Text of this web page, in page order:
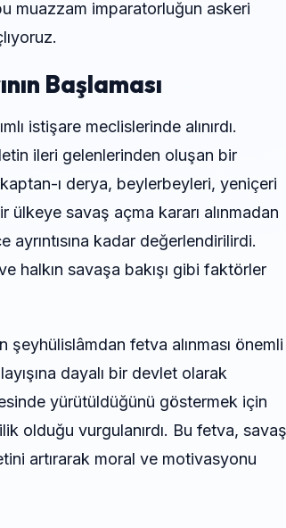
muazzam imparatorluğun askeri
Başlaması
istişare meclislerinde alınırdı.
ileri gelenlerinden oluşan bir
ı derya, beylerbeyleri, yeniçeri
savaş açma kararı alınmadan
kadar değerlendirilirdi.
halkın savaşa bakışı gibi faktörler
şeyhülislâmdan fetva alınması önemli
dayalı bir devlet olarak
yürütüldüğünü göstermek için
olduğu vurgulanırdı. Bu fetva,
artırarak moral ve motivasyonu